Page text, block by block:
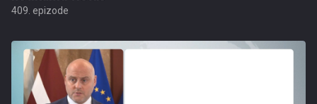
409. epizode